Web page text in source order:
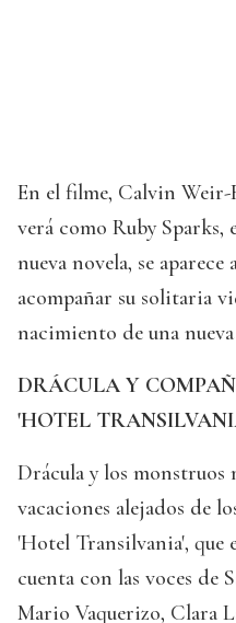
En el filme, Calvin
verá como Ruby
nueva novela, se aparece
acompañar su solitaria
nacimiento de una
DRÁCULA Y
'HOTEL
Drácula y los monstruos
vacaciones alejados de
'Hotel Transilvania', que
cuenta con las voces de
Mario Vaquerizo, Clara